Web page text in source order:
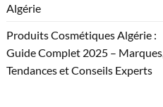
Algérie
Produits Cosmétiques Algérie :
Guide Complet 2025 –
Tendances et Conseils Experts